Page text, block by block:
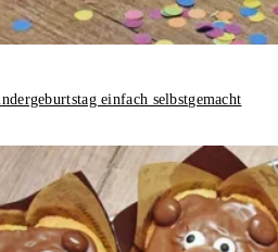
einfach selbstgemacht